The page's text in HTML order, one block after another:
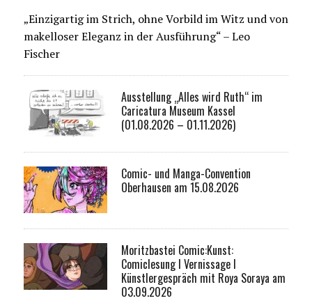
„Einzigartig im Strich, ohne Vorbild im Witz und von
makelloser Eleganz in der Ausführung“ – Leo
Fischer
Ausstellung „Alles wird Ruth“ im
Caricatura Museum Kassel
(01.08.2026 – 01.11.2026)
Comic- und Manga-Convention
Oberhausen am 15.08.2026
Moritzbastei Comic:Kunst:
Comiclesung I Vernissage I
Künstlergespräch mit Roya Soraya am
03.09.2026